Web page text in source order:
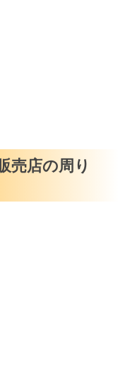
売店の周り